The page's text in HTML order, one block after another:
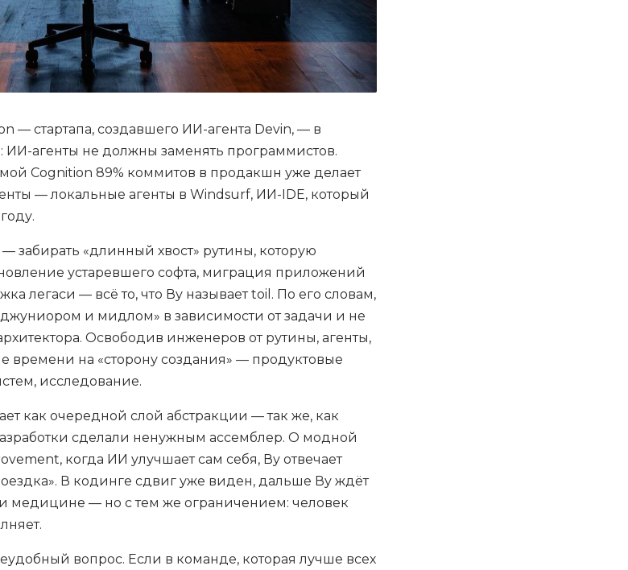
— стартапа, создавшего ИИ-агента Devin, — в
ИИ-агенты не должны заменять программистов.
Cognition 89% коммитов в продакшн уже делает
— локальные агенты в Windsurf, ИИ-IDE, который
— забирать «длинный хвост» рутины, которую
устаревшего софта, миграция приложений
легаси — всё то, что Ву называет toil. По его словам,
джуниором и мидлом» в зависимости от задачи и не
Освободив инженеров от рутины, агенты,
времени на «сторону создания» — продуктовые
исследование.
как очередной слой абстракции — так же, как
сделали ненужным ассемблер. О модной
когда ИИ улучшает сам себя, Ву отвечает
В кодинге сдвиг уже виден, дальше Ву ждёт
и медицине — но с тем же ограничением: человек
вопрос. Если в команде, которая лучше всех